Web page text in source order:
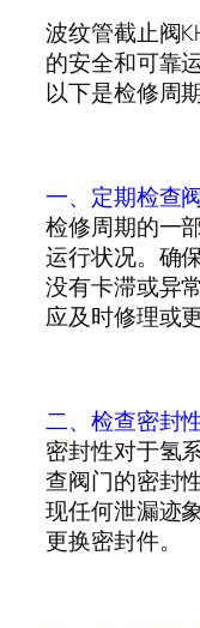
波纹管截止阀
的安全和可靠
以下是检修周
一、定期检查
检修周期的一
运行状况。确
没有卡滞或异
应及时修理或
二、检查密封
密封性对于氢
查阀门的密封
现任何泄漏迹
更换密封件。